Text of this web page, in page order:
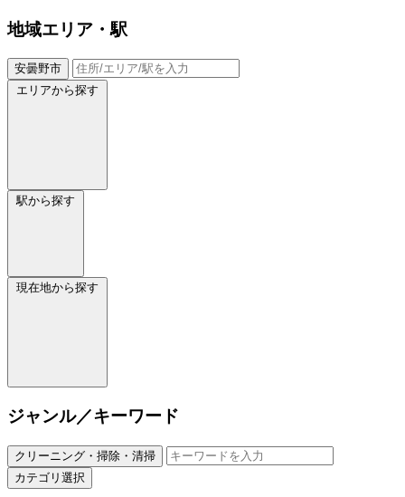
地域エリア・駅
安曇野市
エリアから探す
駅から探す
現在地から探す
ジャンル／キーワード
クリーニング・掃除・清掃
カテゴリ選択